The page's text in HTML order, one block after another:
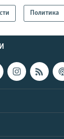
Политика